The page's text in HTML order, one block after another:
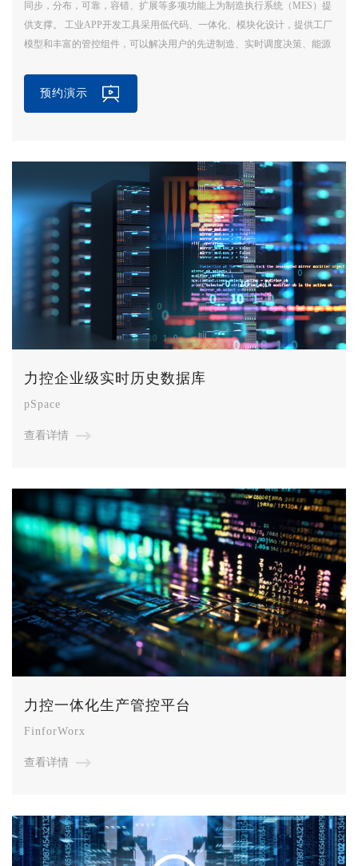
同步，分布，可靠，容错、扩展等多项功能上为制造执行系统（MES）提
供支撑。 工业APP开发工具采用低代码、一体化、模块化设计，提供工厂
模型和丰富的管控组件，可以解决用户的先进制造、实时调度决策、能源
预约演示
力控企业级实时历史数据库
pSpace
查看详情
力控一体化生产管控平台
FinforWorx
查看详情